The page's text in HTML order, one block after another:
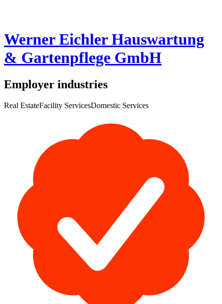
Werner Eichler Hauswartung
& Gartenpflege GmbH
Employer industries
Real EstateFacility ServicesDomestic Services